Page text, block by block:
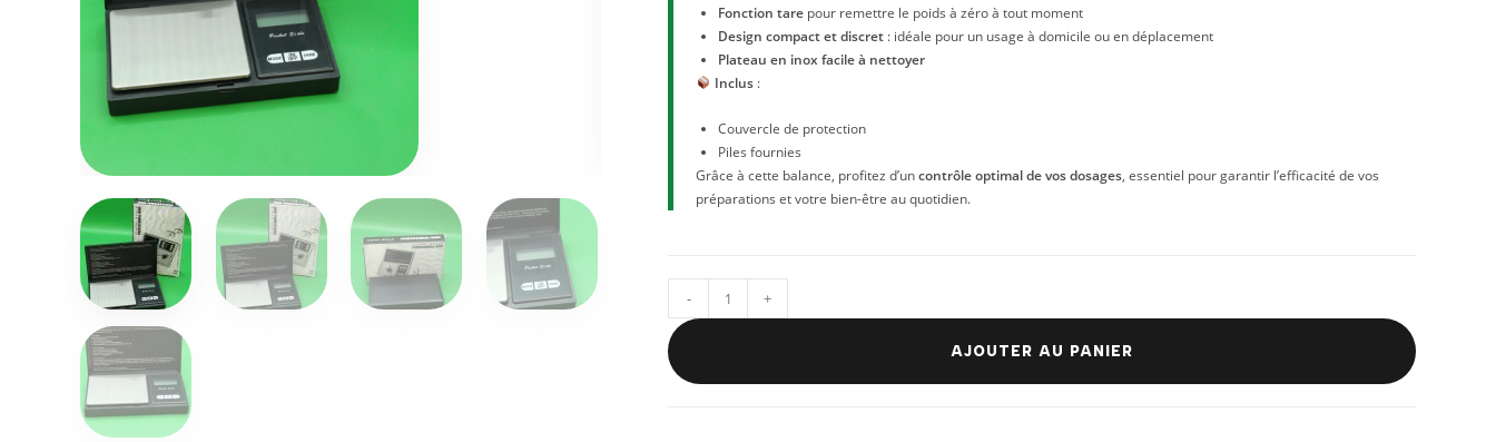
Fonction tare pour remettre le poids à zéro à tout moment
Design compact et discret : idéale pour un usage à domicile ou en déplacement
Plateau en inox facile à nettoyer
Inclus:
Couvercle de protection
Piles fournies
Grâce à cette balance, profitez d’uncontrôle optimal de vos dosages, essentiel pour garantir l’efficacité de vos
préparations et votre bien-être au quotidien.
- +
AJOUTER AU PANIER